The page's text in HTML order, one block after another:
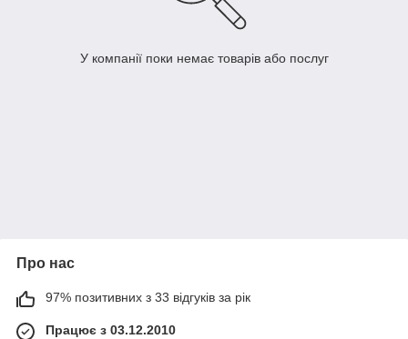
У компанії поки немає товарів або послуг
Про нас
97% позитивних з 33 відгуків за рік
Працює з 03.12.2010